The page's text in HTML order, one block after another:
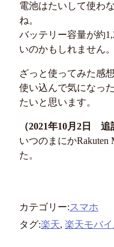
電池はたいして使わ
ね。
バッテリー容量が約
いのかもしれません。
ざっと使ってみた感
使い込んで気になっ
たいと思います。
（2021年10月2日 追
いつのまにか
た。
カテゴリー:スマホ
タグ:楽天, 楽天モバ